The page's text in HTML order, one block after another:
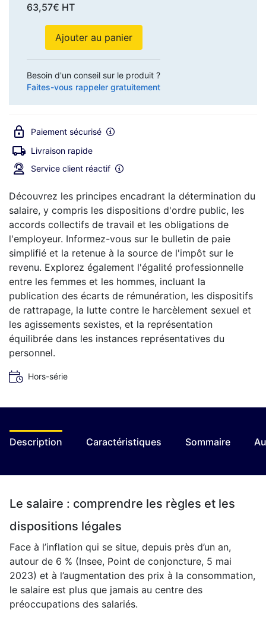
63,57€ HT
Ajouter au panier
Besoin d'un conseil sur le produit ?
Faites-vous rappeler gratuitement
Paiement sécurisé
Livraison rapide
Service client réactif
Découvrez les principes encadrant la détermination du
salaire, y compris les dispositions d'ordre public, les
accords collectifs de travail et les obligations de
l'employeur. Informez-vous sur le bulletin de paie
simplifié et la retenue à la source de l'impôt sur le
revenu. Explorez également l'égalité professionnelle
entre les femmes et les hommes, incluant la
publication des écarts de rémunération, les dispositifs
de rattrapage, la lutte contre le harcèlement sexuel et
les agissements sexistes, et la représentation
équilibrée dans les instances représentatives du
personnel.
Hors-série
Description Caractéristiques Sommaire
Le salaire : comprendre les règles et les
dispositions légales
Face à l’inflation qui se situe, depuis près d’un an,
autour de 6 % (Insee, Point de conjoncture, 5 mai
2023) et à l’augmentation des prix à la consommation,
le salaire est plus que jamais au centre des
préoccupations des salariés.